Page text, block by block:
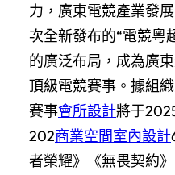
力，廣東電競產業發
次全新發布的“電競粵
的廣泛布局，成為廣
頂級電競賽事。據組
賽事會所設計將于
202商業空間室內設計
者榮耀》《無畏契約